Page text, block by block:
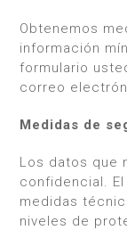
Obtenemos
información
formulario
correo
Medidas de
Los datos que
confidencial.
medidas
niveles de